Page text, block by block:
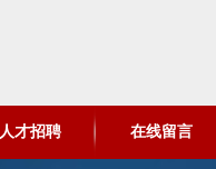
人才招聘 在线留言